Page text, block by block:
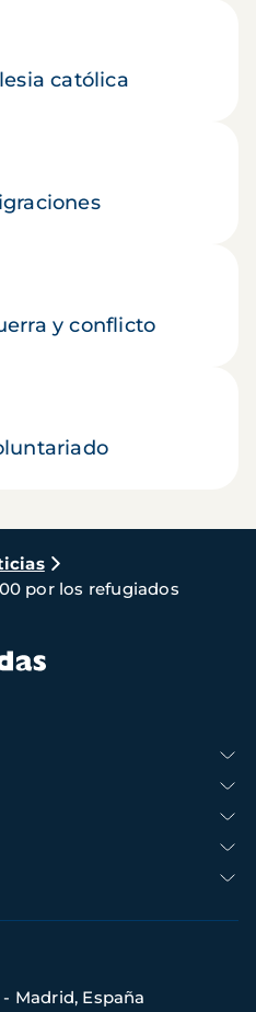
católica
y conflicto
por los refugiados
Madrid, España